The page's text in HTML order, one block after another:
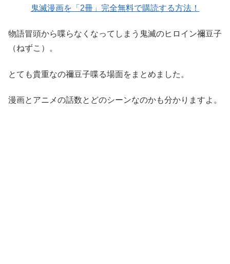
鬼滅漫画を「2冊」完全無料で購読する方法！
物語冒頭から喋らなくなってしまう鬼滅のヒロイン禰豆子
（ねずこ）。
とても貴重なの禰豆子喋る場面をまとめました。
漫画とアニメの話数とどのシーンなのかも分かりますよ。